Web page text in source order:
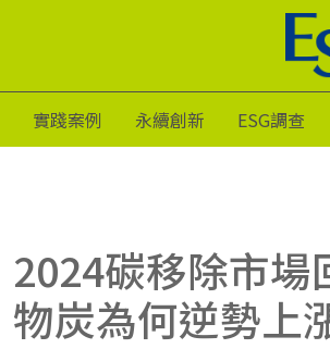
實踐案例 永續創新 ESG調查
2024碳移除市
物炭為何逆勢上